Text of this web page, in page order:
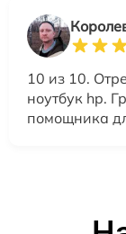
10 из 10.
ноутбук hp.
помощника